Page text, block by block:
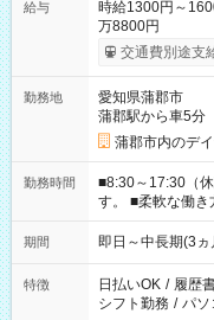
給与
時給1300円～
万8800円
交通費別途支
勤務地
愛知県蒲郡市
蒲郡駅から車5分
蒲郡市内のデ
勤務時間
■8:30～17:30（
す。 ■柔軟な働き
勤務」など、あ
もありませんの
保できるため、
す。
期間 即日～中長期(3ヵ
特徴 日払いOK / 履歴
シフト勤務 / パソ